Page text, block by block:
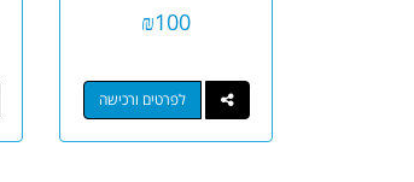
₪100
לפרטים ורכישה